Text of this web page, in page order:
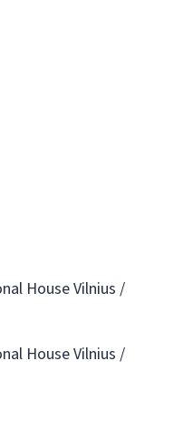
House Vilnius /
House Vilnius /